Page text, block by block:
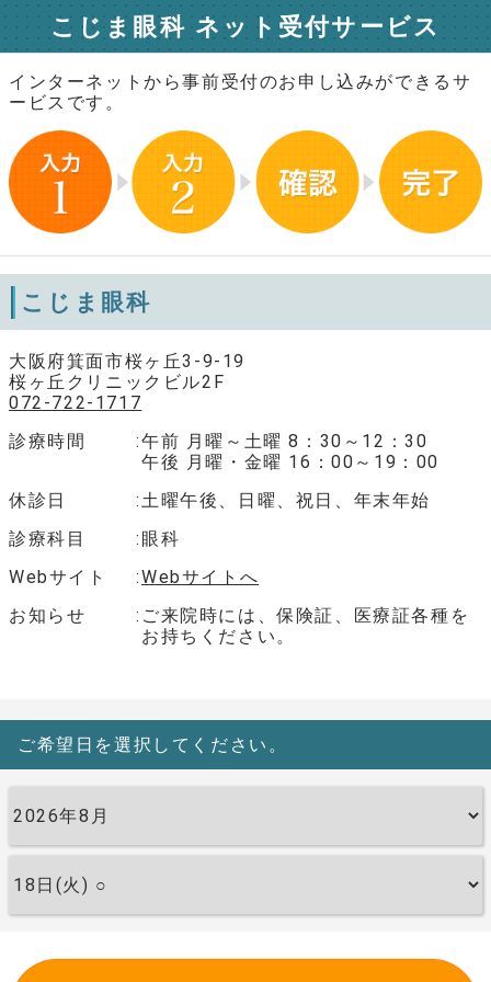
こじま眼科 ネット受付サービス
インターネットから事前受付のお申し込みができるサ
ービスです。
こじま眼科
大阪府箕面市桜ヶ丘3-9-19
桜ヶ丘クリニックビル2F
072-722-1717
診療時間
午前 月曜～土曜 8：30～12：30
午後 月曜・金曜 16：00～19：00
休診日
土曜午後、日曜、祝日、年末年始
診療科目
眼科
Webサイト
Webサイトへ
お知らせ
ご来院時には、保険証、医療証各種を
お持ちください。
ご希望日を選択してください。